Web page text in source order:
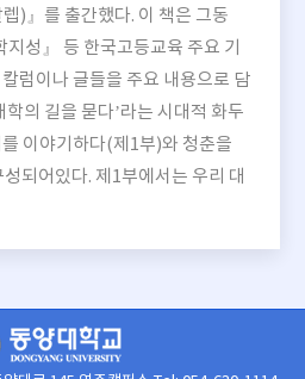
)』를 출간했다. 이 책은 그동
성』 등 한국고등교육 주요 기
럼이나 글들을 주요 내용으로 담
의 길을 묻다’라는 시대적 화두
이야기하다(제1부)와 청춘을
되어있다. 제1부에서는 우리 대